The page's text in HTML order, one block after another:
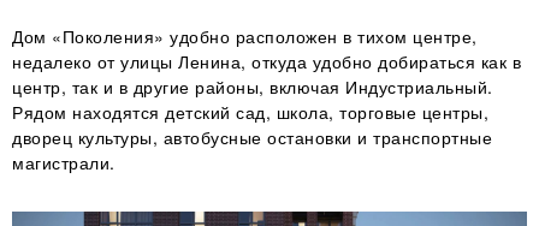
Дом «Поколения» удобно расположен в тихом центре,
недалеко от улицы Ленина, откуда удобно добираться как в
центр, так и в другие районы, включая Индустриальный.
Рядом находятся детский сад, школа, торговые центры,
дворец культуры, автобусные остановки и транспортные
магистрали.